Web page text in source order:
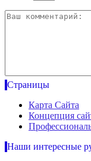
Страницы
Карта Сайта
Концепция
Наши интересные